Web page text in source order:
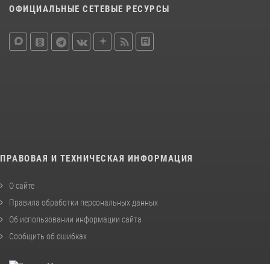
ОФИЦИАЛЬНЫЕ СЕТЕВЫЕ РЕСУРСЫ
ПРАВОВАЯ И ТЕХНИЧЕСКАЯ ИНФОРМАЦИЯ
О сайте
Правила обработки персональных данных
Об использовании информации сайта
Сообщить об ошибках